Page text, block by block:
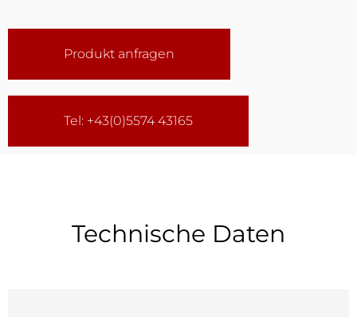
Produkt anfragen
Tel: +43(0)5574 43165
Technische Daten